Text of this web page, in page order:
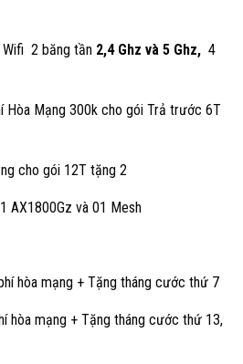
2 băng tần 2,4 Ghz và 5 Ghz, 4
Hòa Mạng 300k cho gói Trả trước 6T
cho gói 12T tặng 2
AX1800Gz và 01 Mesh
hòa mạng + Tặng tháng cước thứ 7
hòa mạng + Tặng tháng cước thứ 13,